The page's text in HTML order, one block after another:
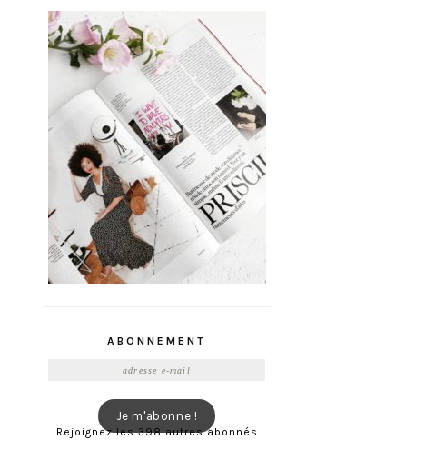
ABONNEMENT
Je m'abonne !
Rejoignez les 398 autres abonnés